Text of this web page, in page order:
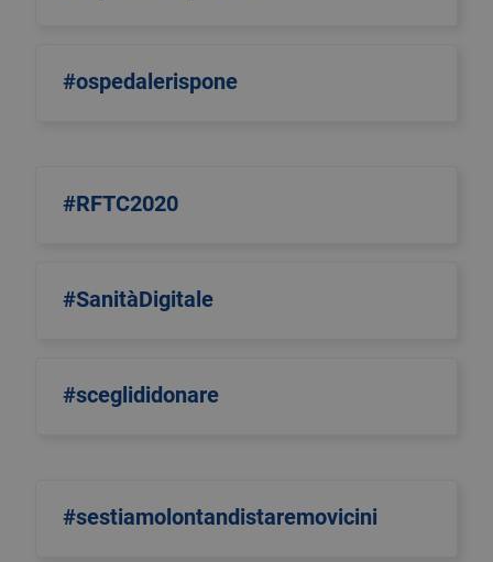
#ospedalerispone
#RFTC2020
#SanitàDigitale
#sceglididonare
#sestiamolontandistaremovicini